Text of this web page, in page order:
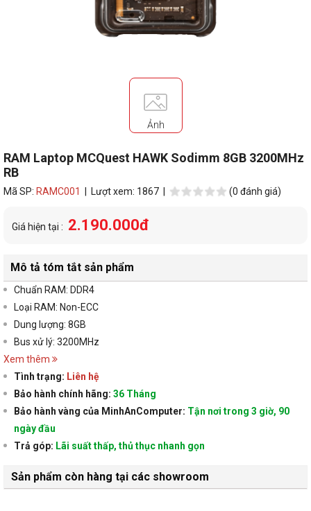
Ảnh
RAM Laptop MCQuest HAWK Sodimm 8GB 3200MHz
RB
Mã SP: RAMC001 | Lượt xem: 1867 | (0 đánh giá)
Giá hiện tại : 2.190.000đ
Mô tả tóm tắt sản phẩm
Chuẩn RAM: DDR4
Loại RAM: Non-ECC
Dung lượng: 8GB
Bus xử lý: 3200MHz
Xem thêm
Tình trạng: Liên hệ
Bảo hành chính hãng: 36 Tháng
Bảo hành vàng của MinhAnComputer: Tận nơi trong 3 giờ, 90
ngày đầu
Trả góp: Lãi suất thấp, thủ thục nhanh gọn
Sản phẩm còn hàng tại các showroom